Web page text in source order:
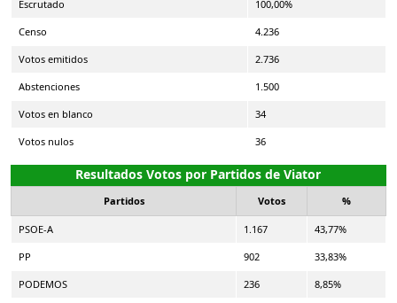
Escrutado 100,00%
Censo 4.236
Votos emitidos 2.736
Abstenciones 1.500
Votos en blanco 34
Votos nulos 36
Resultados Votos por Partidos de Viator
Partidos Votos %
PSOE-A 1.167 43,77%
PP 902 33,83%
PODEMOS 236 8,85%